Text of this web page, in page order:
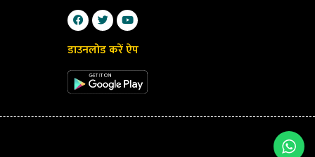
डाउनलोड करें ऐप